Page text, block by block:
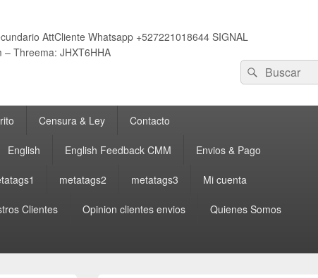
AttCliente Whatsapp +527221018644 SIGNAL
Threema: JHXT6HHA
Buscar
por:
Buscar
Censura & Ley Contacto
English English Feedback CMM Envios & Pago
metatags2 metatags3 Mi cuenta
Clientes Opinion clientes envios Quienes Somos